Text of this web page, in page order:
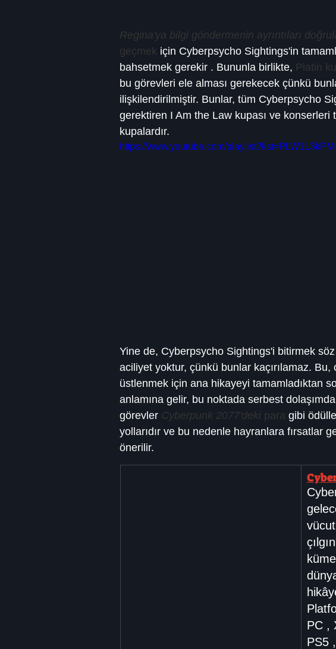
Regina'ya bilgi göndermenin ayrıntıları
geçmek için Cyberpsycho Sightings'in
bahsetmek gerekir . Bununla birlikte, Platin
bu görevleri ele alması gerekecek çünkü
ilişkilendirilmiştir. Bunlar, tüm Cyberpsycho
gerektiren I Am the Law kupası ve konserleri
kupalardır.
https://www.youtube.com/
Yine de, Cyberpsycho Sightings'i bitirmek
aciliyet yoktur, çünkü bunlar kaçırılamaz. Bu,
üstlenmek için ana hikayeyi tamamladıktan
anlamına gelir, bu noktada serbest
görevler Cyberpunk 2077'deki para gibi
yollarıdır ve bu nedenle hayranlara fırsatlar
önerilir.
PC ,
PS5